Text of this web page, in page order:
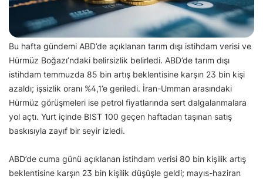
Bu hafta gündemi ABD’de açıklanan tarım dışı istihdam verisi ve
Hürmüz Boğazı’ndaki belirsizlik belirledi. ABD’de tarım dışı
istihdam temmuzda 85 bin artış beklentisine karşın 23 bin kişi
azaldı; işsizlik oranı %4,1’e geriledi. İran-Umman arasındaki
Hürmüz görüşmeleri ise petrol fiyatlarında sert dalgalanmalara
yol açtı. Yurt içinde BIST 100 geçen haftadan taşınan satış
baskısıyla zayıf bir seyir izledi.
ABD’de cuma günü açıklanan istihdam verisi 80 bin kişilik artış
beklentisine karşın 23 bin kişilik düşüşle geldi; mayıs-haziran